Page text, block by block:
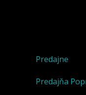
Predajne
Predajňa